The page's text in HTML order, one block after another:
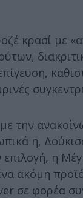
κρασί με
την
η,
η
ακόμη
σε φορέα